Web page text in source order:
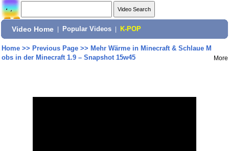
Video Home Popular Videos K-POP
Home>> Previous Page>> Mehr Wärme in Minecraft & Schlaue M
obs in der Minecraft 1.9 – Snapshot 15w45
More